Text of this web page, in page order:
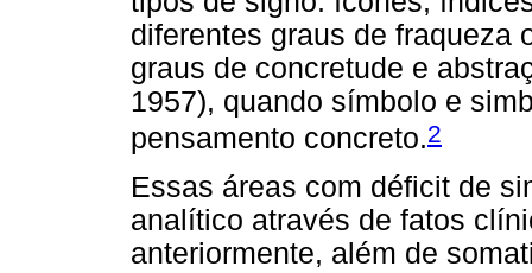
diferentes graus de fraqueza
graus de concretude e
1957), quando símbolo e
pensamento concreto.2
Essas áreas com déficit de
analítico através de fatos
anteriormente, além de